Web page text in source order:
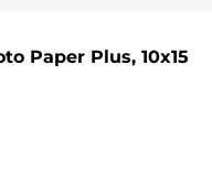
Paper Plus, 10x15